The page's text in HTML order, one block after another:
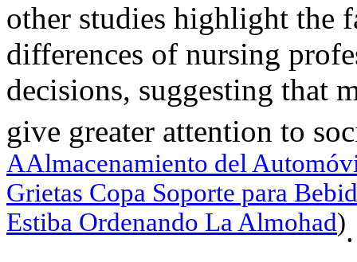
other studies highlight the
differences of nursing
decisions, suggesting that
give greater attention to
AAlmacenamiento del
Grietas Copa Soporte para
Estiba Ordenando La Almohad).